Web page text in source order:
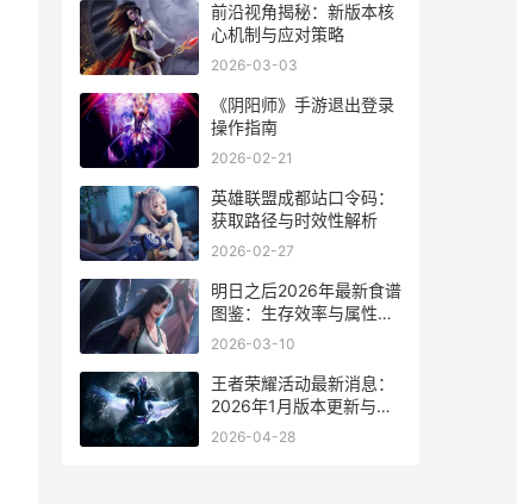
前沿视角揭秘：新版本核
心机制与应对策略
2026-03-03
《阴阳师》手游退出登录
操作指南
2026-02-21
英雄联盟成都站口令码：
获取路径与时效性解析
2026-02-27
明日之后2026年最新食谱
图鉴：生存效率与属性提
升指南
2026-03-10
王者荣耀活动最新消息：
2026年1月版本更新与资
源规划指南
2026-04-28